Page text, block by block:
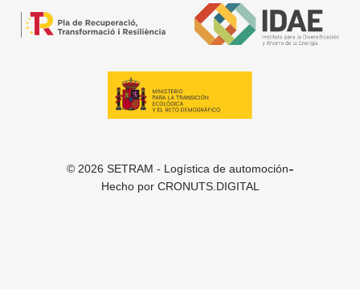
© 2026 SETRAM - Logística de automoción-
Hecho por CRONUTS.DIGITAL